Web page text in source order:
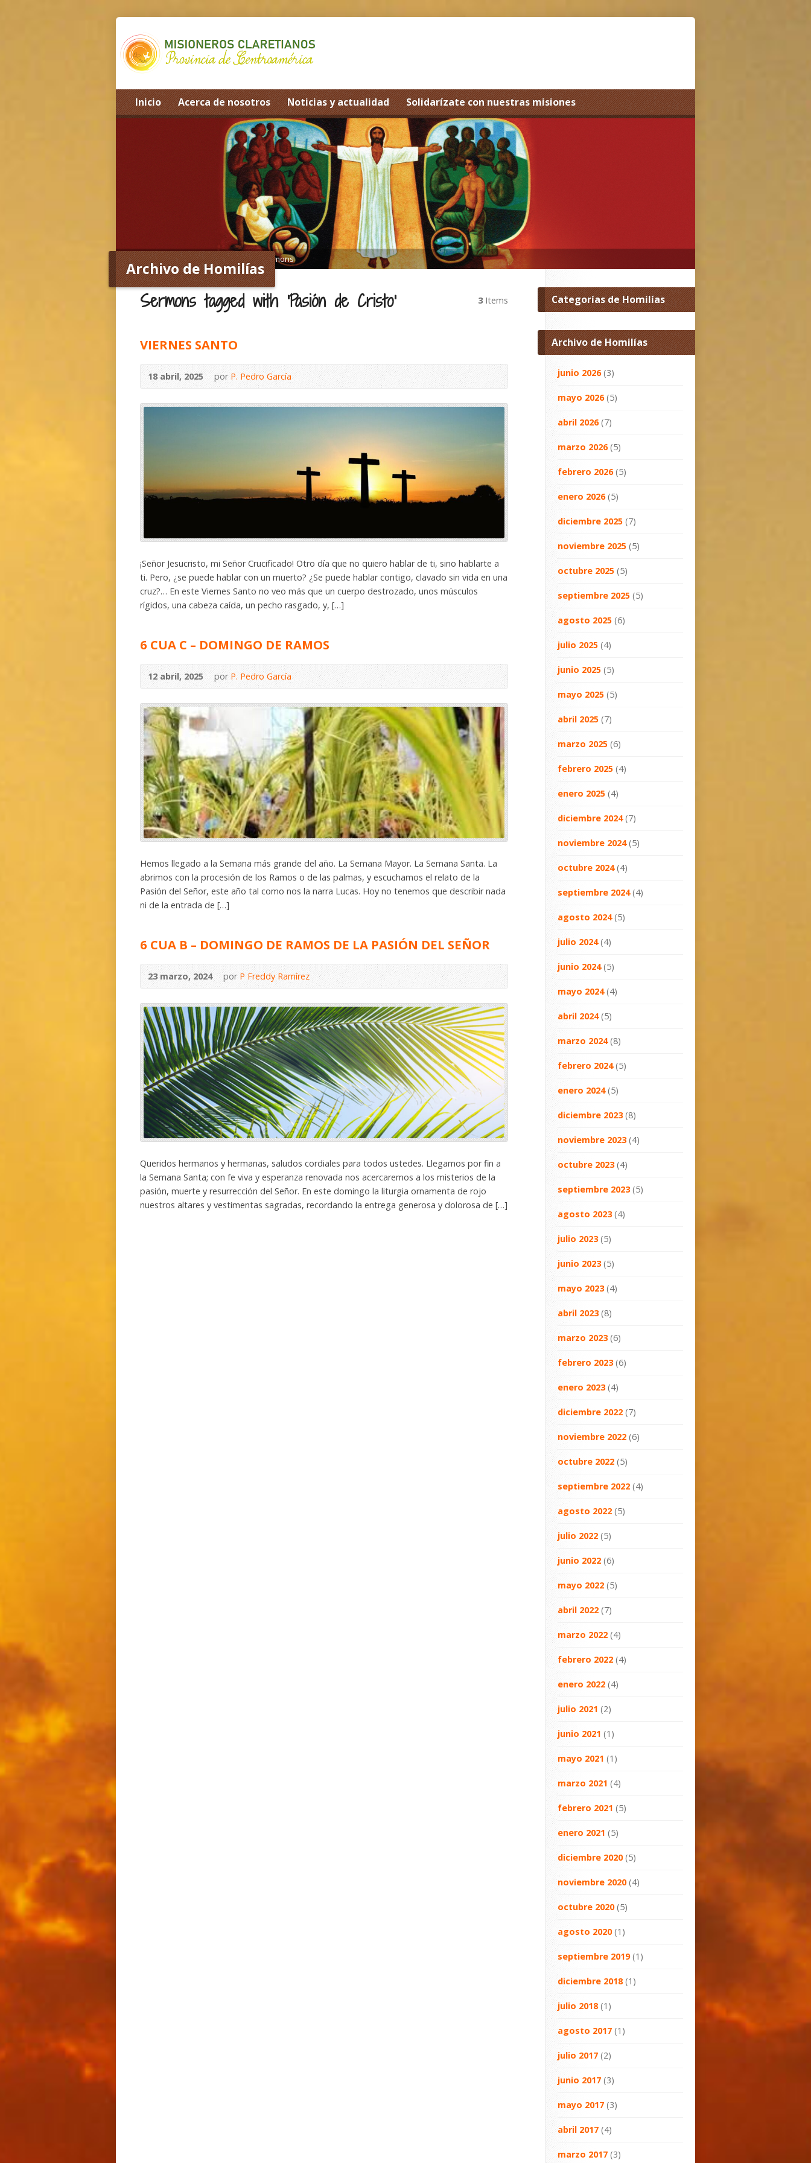
Inicio Acerca de nosotros Noticias y actualidad Solidarízate con nuestras misiones
Archivo de Homilías
Home>Archivo de Homilías>Tagged Sermons
Sermons tagged with ‘Pasión de Cristo’ 3 Items
VIERNES SANTO
18 abril, 2025 porP. Pedro García
¡Señor Jesucristo, mi Señor Crucificado! Otro día que no quiero hablar de ti, sino hablarte a
ti. Pero, ¿se puede hablar con un muerto? ¿Se puede hablar contigo, clavado sin vida en una
cruz?… En este Viernes Santo no veo más que un cuerpo destrozado, unos músculos
rígidos, una cabeza caída, un pecho rasgado, y, […]
6 CUA C – DOMINGO DE RAMOS
12 abril, 2025 porP. Pedro García
Hemos llegado a la Semana más grande del año. La Semana Mayor. La Semana Santa. La
abrimos con la procesión de los Ramos o de las palmas, y escuchamos el relato de la
Pasión del Señor, este año tal como nos la narra Lucas. Hoy no tenemos que describir nada
ni de la entrada de […]
6 CUA B – DOMINGO DE RAMOS DE LA PASIÓN DEL SEÑOR
23 marzo, 2024 por P Freddy Ramírez
Queridos hermanos y hermanas, saludos cordiales para todos ustedes. Llegamos por fin a
la Semana Santa; con fe viva y esperanza renovada nos acercaremos a los misterios de la
pasión, muerte y resurrección del Señor. En este domingo la liturgia ornamenta de rojo
nuestros altares y vestimentas sagradas, recordando la entrega generosa y dolorosa de […]
Categorías de Homilías
Archivo de Homilías
junio 2026(3)
mayo 2026(5)
abril 2026(7)
marzo 2026(5)
febrero 2026(5)
enero 2026(5)
diciembre 2025 (7)
noviembre 2025 (5)
octubre 2025 (5)
septiembre 2025 (5)
agosto 2025 (6)
julio 2025 (4)
junio 2025 (5)
mayo 2025 (5)
abril 2025 (7)
marzo 2025 (6)
febrero 2025 (4)
enero 2025 (4)
diciembre 2024(7)
noviembre 2024(5)
octubre 2024(4)
septiembre 2024(4)
agosto 2024(5)
julio 2024(4)
junio 2024(5)
mayo 2024(4)
abril 2024(5)
marzo 2024(8)
febrero 2024(5)
enero 2024(5)
diciembre 2023(8)
noviembre 2023(4)
octubre 2023(4)
septiembre 2023(5)
agosto 2023(4)
julio 2023(5)
junio 2023(5)
mayo 2023(4)
abril 2023(8)
marzo 2023(6)
febrero 2023(6)
enero 2023(4)
diciembre 2022 (7)
noviembre 2022 (6)
octubre 2022 (5)
septiembre 2022 (4)
agosto 2022 (5)
julio 2022 (5)
junio 2022 (6)
mayo 2022 (5)
abril 2022 (7)
marzo 2022 (4)
febrero 2022 (4)
enero 2022 (4)
julio 2021 (2)
junio 2021 (1)
mayo 2021 (1)
marzo 2021 (4)
febrero 2021 (5)
enero 2021 (5)
diciembre 2020(5)
noviembre 2020(4)
octubre 2020(5)
agosto 2020(1)
septiembre 2019(1)
diciembre 2018(1)
julio 2018(1)
agosto 2017 (1)
julio 2017 (2)
junio 2017 (3)
mayo 2017 (3)
abril 2017 (4)
marzo 2017 (3)